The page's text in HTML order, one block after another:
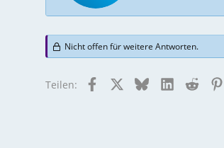
b
y
Nicht offen für weitere Antworten.
Teilen: Facebook BlueskyLinkedInReddit